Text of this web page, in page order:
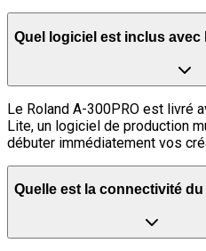
Quel logiciel est inclus avec
Le Roland A-300PRO est livré
Lite, un logiciel de production
débuter immédiatement vos
Quelle est la connectivité du